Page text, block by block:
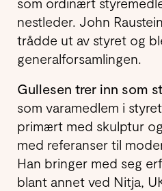
nestleder. John
trådde ut av styret og
generalforsamlingen.
Gullesen trer inn som
som varamedlem i
primært med skulptur
med referanser til
Han bringer med seg
blant annet ved Nitja,